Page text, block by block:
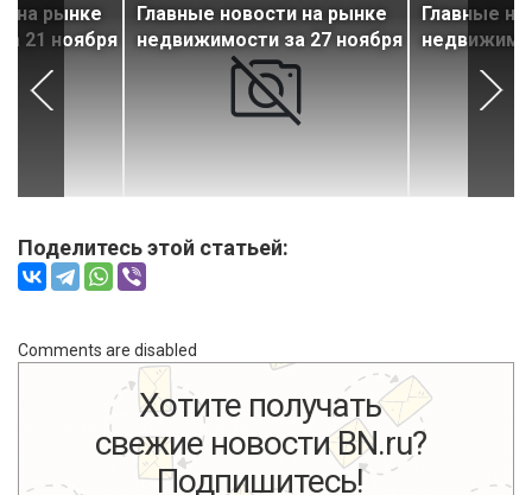
на рынке
21 ноября
Главные новости на рынке
недвижимости за 27 ноября
Главные
Поделитесь этой статьей:
Comments are disabled
Хотите получать
свежие новости BN.ru?
Подпишитесь!